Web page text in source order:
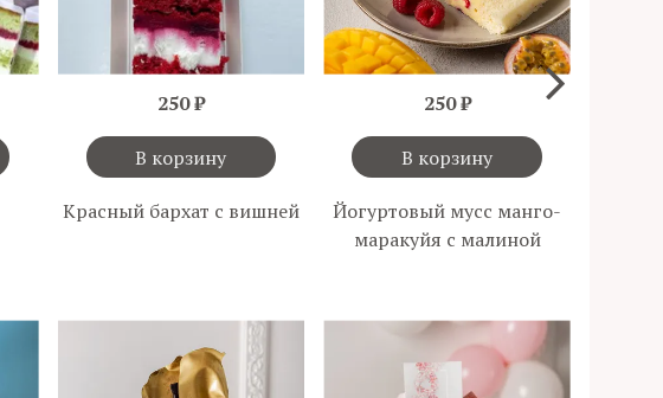
250 ₽
В корзину
Красный бархат с вишней
250 ₽
В корзину
Йогуртовый мусс манго-
маракуйя с малиной